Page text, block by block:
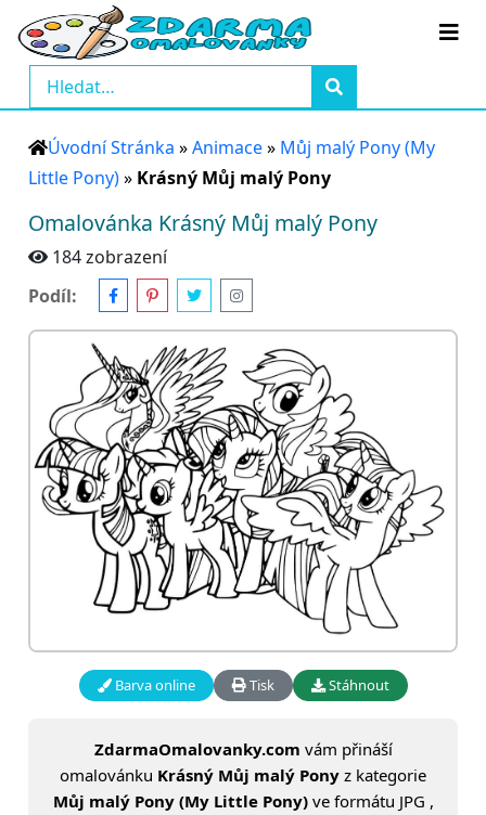
Úvodní Stránka »Animace» Můj malý Pony (My
Little Pony)» Krásný Můj malý Pony
Omalovánka Krásný Můj malý Pony
184 zobrazení
Podíl:
Barva online Tisk Stáhnout
ZdarmaOmalovanky.com vám přináší
omalovánku Krásný Můj malý Pony z kategorie
Můj malý Pony (My Little Pony)ve formátu JPG ,